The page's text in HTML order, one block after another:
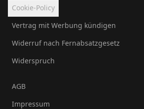
Cookie-Policy
Vertrag mit Werbung kündigen
Widerruf nach Fernabsatzgesetz
Widerspruch
AGB
Impressum